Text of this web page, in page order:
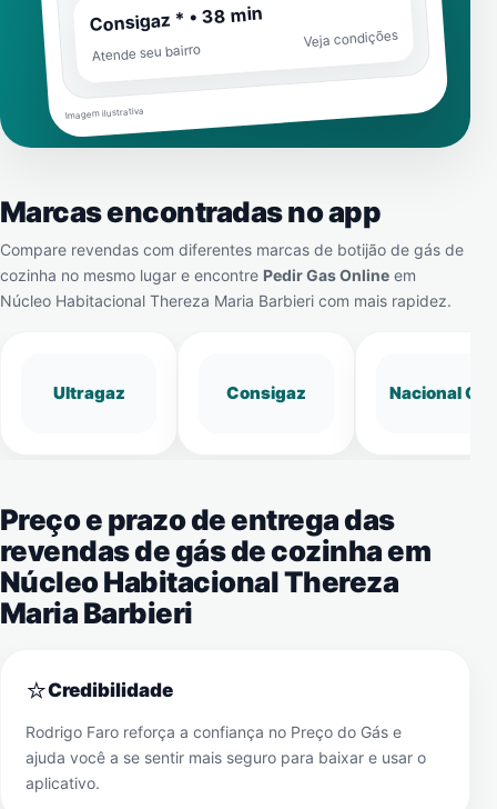
Consigaz * • 38 min
Atende seu bairro
Veja condições
Imagem ilustrativa
Marcas encontradas no app
Compare revendas com diferentes marcas de botijão de gás de
cozinha no mesmo lugar e encontre Pedir Gas Online em
Núcleo Habitacional Thereza Maria Barbieri com mais rapidez.
Ultragaz Consigaz Nacional Gás
Preço e prazo de entrega das
revendas de gás de cozinha em
Núcleo Habitacional Thereza
Maria Barbieri
⭐Credibilidade
Rodrigo Faro reforça a confiança no Preço do Gás e
ajuda você a se sentir mais seguro para baixar e usar o
aplicativo.